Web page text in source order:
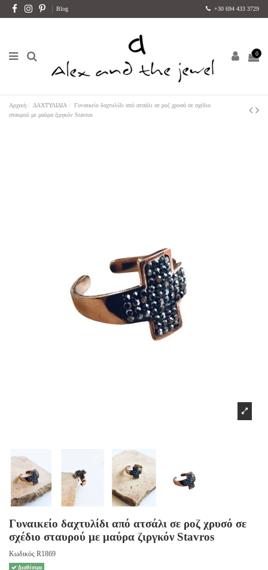
Blog +30 694 433 3729
0
Αρχική ΔΑΧΤΥΛΙΔΙΑ
Γυναικείο δαχτυλίδι από ατσάλι σε ροζ χρυσό σε σχέδιο
σταυρού με μαύρα ζιργκόν Stavros
Γυναικείο δαχτυλίδι από ατσάλι σε ροζ χρυσό σε
σχέδιο σταυρού με μαύρα ζιργκόν Stavros
Κωδικός R1869
Διαθέσιμο